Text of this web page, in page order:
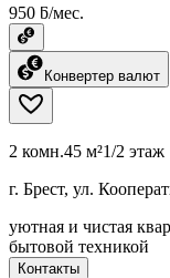
950 ƃ/мес.
Конвертер валют
2 комн.45 м²1/2 этаж
г. Брест, ул.
уютная и чистая
бытовой техникой
Контакты